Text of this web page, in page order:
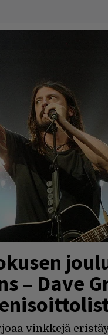
– Dave
vinkkejä